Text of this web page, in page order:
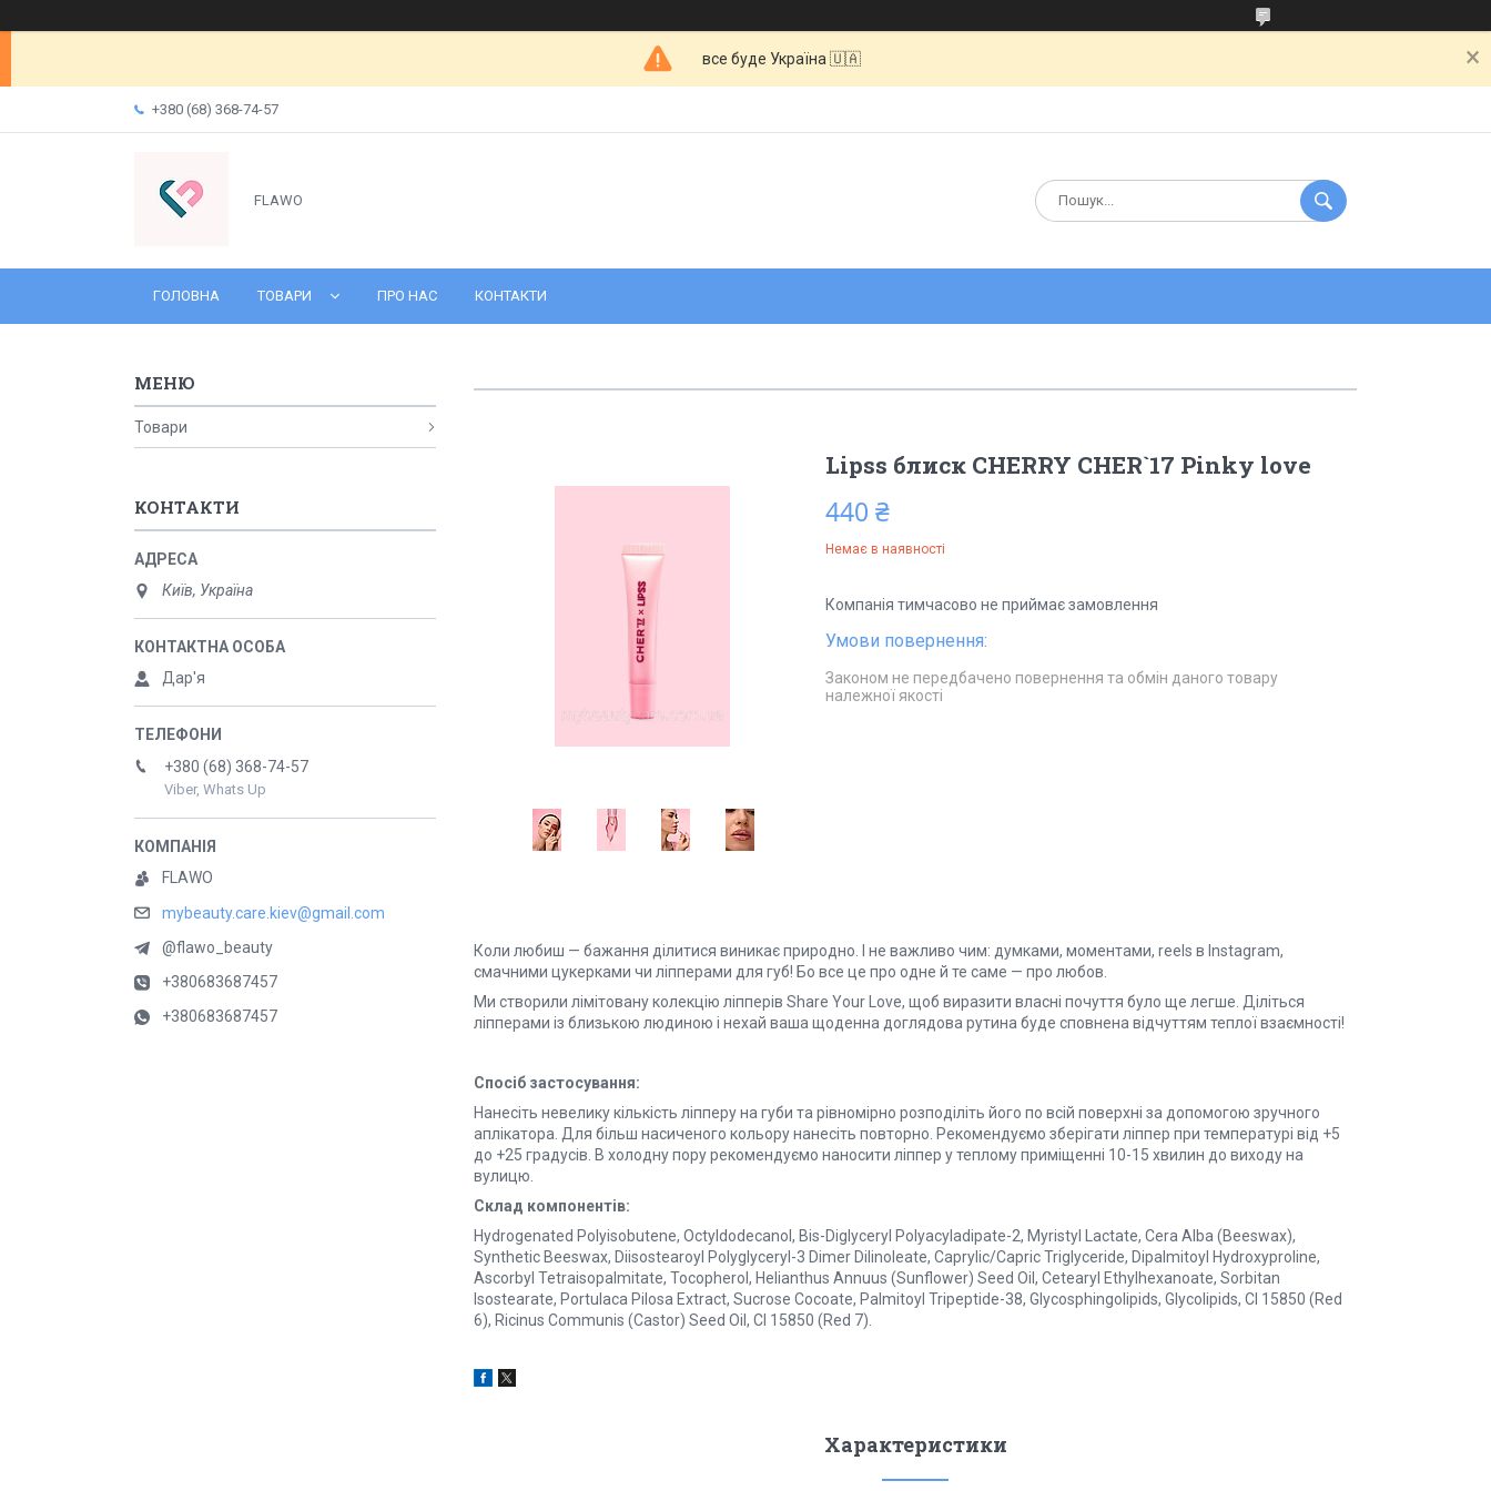
все буде Україна 🇺🇦
+380 (68) 368-74-57
FLAWO
ГОЛОВНА ТОВАРИ ПРО НАС КОНТАКТИ
Lipss блиск CHERRY CHER`17 Pinky love
440 ₴
Немає в наявності
Компанія тимчасово не приймає замовлення
Законом не передбачено повернення та обмін даного товару
належної якості
Коли любиш — бажання ділитися виникає природно. І не важливо чим: думками, моментами, reels в Instagram,
смачними цукерками чи ліпперами для губ! Бо все це про одне й те саме — про любов.
Ми створили лімітовану колекцію ліпперів Share Your Love, щоб виразити власні почуття було ще легше. Діліться
ліпперами із близькою людиною і нехай ваша щоденна доглядова рутина буде сповнена відчуттям теплої взаємності!
Спосіб застосування:
Нанесіть невелику кількість ліпперу на губи та рівномірно розподіліть його по всій поверхні за допомогою зручного
аплікатора. Для більш насиченого кольору нанесіть повторно. Рекомендуємо зберігати ліппер при температурі від +5
до +25 градусів. В холодну пору рекомендуємо наносити ліппер у теплому приміщенні 10-15 хвилин до виходу на
вулицю.
Склад компонентів:
Hydrogenated Polyisobutene, Octyldodecanol, Bis-Diglyceryl Polyacyladipate-2, Myristyl Lactate, Cera Alba (Beeswax),
Synthetic Beeswax, Diisostearoyl Polyglyceryl-3 Dimer Dilinoleate, Caprylic/Capric Triglyceride, Dipalmitoyl Hydroxyproline,
Ascorbyl Tetraisopalmitate, Tocopherol, Helianthus Annuus (Sunflower) Seed Oil, Cetearyl Ethylhexanoate, Sorbitan
Isostearate, Portulaca Pilosa Extract, Sucrose Cocoate, Palmitoyl Tripeptide-38, Glycosphingolipids, Glycolipids, CI 15850 (Red
6), Ricinus Communis (Castor) Seed Oil, CI 15850 (Red 7).
Характеристики
Товари
КОНТАКТИ
Київ, Україна
Дар'я
+380 (68) 368-74-57
Viber, Whats Up
FLAWO
mybeauty.care.kiev@gmail.com
@flawo_beauty
+380683687457
+380683687457